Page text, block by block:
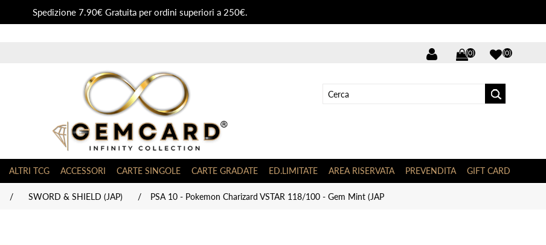
Spedizione 7.90€ Gratuita per ordini superiori a 250€.
(0) (0)
ALTRI TCG ACCESSORI CARTE SINGOLE CARTE GRADATE ED.LIMITATE AREA RISERVATA PREVENDITA GIFT CARD
/ SWORD & SHIELD (JAP) / PSA 10 - Pokemon Charizard VSTAR 118/100 - Gem Mint (JAP